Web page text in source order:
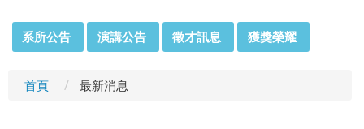
系所公告 演講公告 徵才訊息 獲獎榮耀
首頁 最新消息